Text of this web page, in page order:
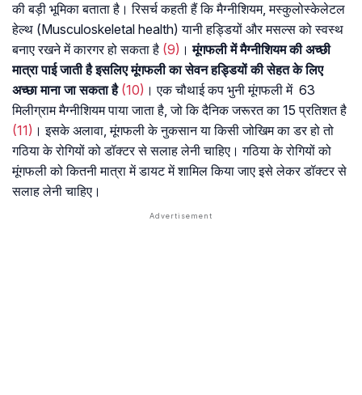
की बड़ी भूमिका बताता है। रिसर्च कहती हैं कि मैग्नीशियम, मस्कुलोस्केलेटल
हेल्थ (Musculoskeletal health) यानी हड्डियों और मसल्स को स्वस्थ
बनाए रखने में कारगर हो सकता है (9) ।मूंगफली में मैग्नीशियम की अच्छी
मात्रा पाई जाती है इसलिए मूंगफली का सेवन हड्डियों की सेहत के लिए
अच्छा माना जा सकता है (10) । एक चौथाई कप भुनी मूंगफली में 63
मिलीग्राम मैग्नीशियम पाया जाता है, जो कि दैनिक जरूरत का 15 प्रतिशत है
(11) । इसके अलावा, मूंगफली के नुकसान या किसी जोखिम का डर हो तो
गठिया के रोगियों को डॉक्टर से सलाह लेनी चाहिए। गठिया के रोगियों को
मूंगफली को कितनी मात्रा में डायट में शामिल किया जाए इसे लेकर डॉक्टर से
सलाह लेनी चाहिए।